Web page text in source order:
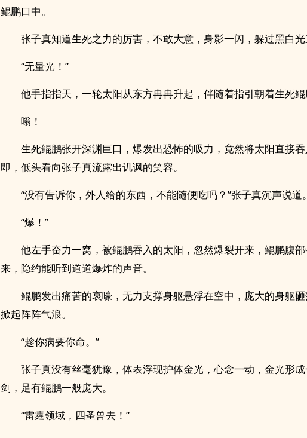
鲲鹏口中。
张子真知道生死之力的厉害，不敢大意，身影一闪，躲过黑白光
“无量光！”
他手指指天，一轮太阳从东方冉冉升起，伴随着指引朝着生死鲲
嗡！
生死鲲鹏张开深渊巨口，爆发出恐怖的吸力，竟然将太阳直接
即，低头看向张子真流露出讥讽的笑容。
“没有告诉你，外人给的东西，不能随便吃吗？”张子真沉声说道。
“爆！”
他左手奋力一窝，被鲲鹏吞入的太阳，忽然爆裂开来，鲲鹏腹
来，隐约能听到道道爆炸的声音。
鲲鹏发出痛苦的哀嚎，无力支撑身躯悬浮在空中，庞大的身躯砸
掀起阵阵气浪。
“趁你病要你命。”
张子真没有丝毫犹豫，体表浮现护体金光，心念一动，金光形
剑，足有鲲鹏一般庞大。
“雷霆领域，四圣兽去！”